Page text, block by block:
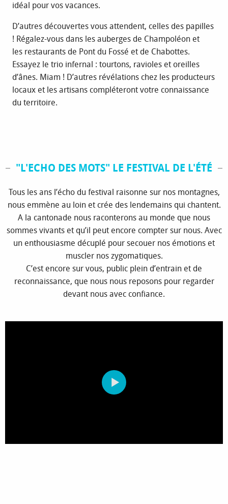
idéal pour vos vacances.
D’autres découvertes vous attendent, celles des papilles
! Régalez-vous dans les auberges de Champoléon et
les restaurants de Pont du Fossé et de Chabottes.
Essayez le trio infernal : tourtons, ravioles et oreilles
d’ânes. Miam ! D’autres révélations chez les producteurs
locaux et les artisans compléteront votre connaissance
du territoire.
"L'ECHO DES MOTS" LE FESTIVAL DE L'ÉTÉ
Tous les ans l’écho du festival raisonne sur nos montagnes,
nous emmène au loin et crée des lendemains qui chantent.
A la cantonade nous raconterons au monde que nous
sommes vivants et qu’il peut encore compter sur nous. Avec
un enthousiasme décuplé pour secouer nos émotions et
muscler nos zygomatiques.
C’est encore sur vous, public plein d’entrain et de
reconnaissance, que nous nous reposons pour regarder
devant nous avec confiance.